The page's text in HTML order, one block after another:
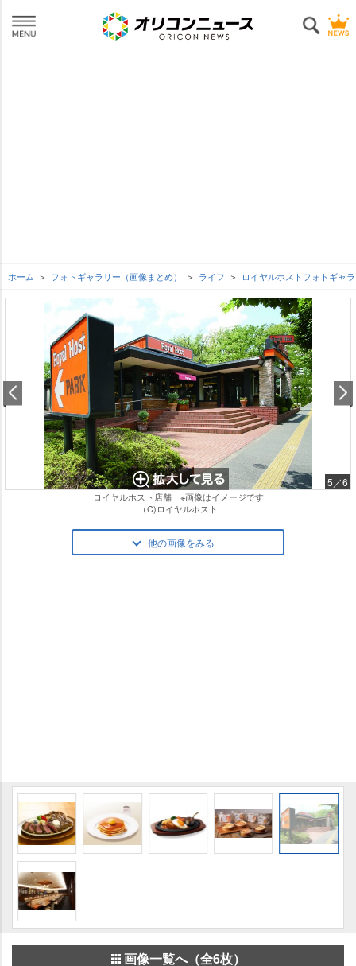
ホーム フォトギャラリー（画像まとめ） ライフ ロイヤルホストフォトギャ
5／6
ロイヤルホスト店舗 ※画像はイメージです
（C)ロイヤルホスト
他の画像をみる
画像一覧へ（全6枚）